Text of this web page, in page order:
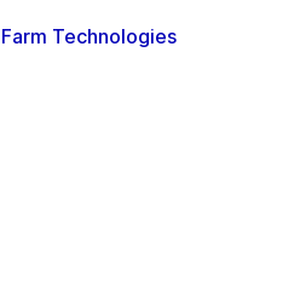
Technologies